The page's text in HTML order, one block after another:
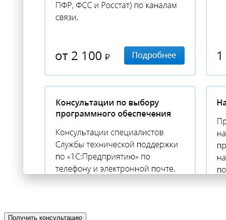
Получить консультацию